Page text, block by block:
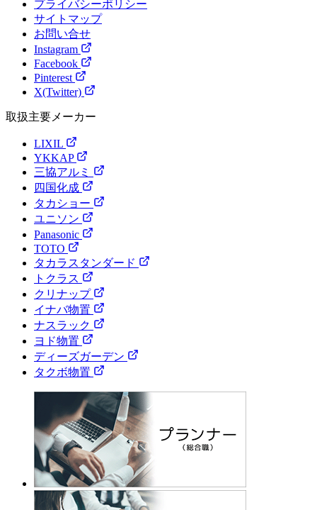
プライバシーポリシー
サイトマップ
お問い合せ
Instagram
Facebook
Pinterest
X(Twitter)
取扱主要メーカー
LIXIL
YKKAP
三協アルミ
四国化成
タカショー
ユニソン
Panasonic
TOTO
タカラスタンダード
トクラス
クリナップ
イナバ物置
ナスラック
ヨド物置
ディーズガーデン
タクボ物置